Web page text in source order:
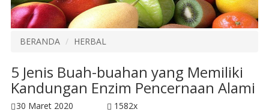
BERANDA HERBAL
5 Jenis Buah-buahan yang Memiliki
Kandungan Enzim Pencernaan Alami
30 Maret 2020 1582x